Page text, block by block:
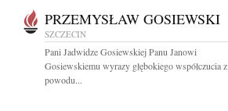
PRZEMYSŁAW GOSIEWSKI
SZCZECIN
Pani Jadwidze Gosiewskiej Panu Janowi
Gosiewskiemu wyrazy głębokiego współczucia z
powodu...